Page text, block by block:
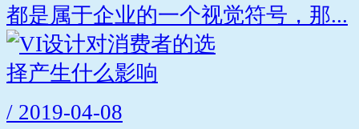
都是属于企业的一个视觉符号，那...
/ 2019-04-08